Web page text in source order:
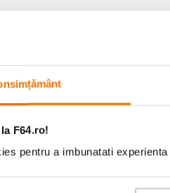
F64.ro!
pentru a imbunatati